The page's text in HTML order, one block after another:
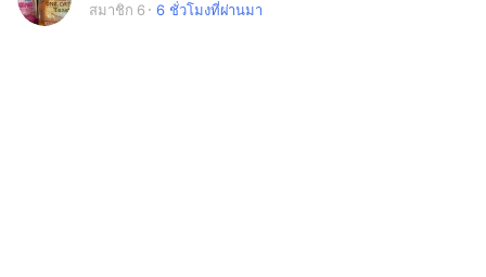
สมาชิก 6 6 ชั่วโมงที่ผ่านมา